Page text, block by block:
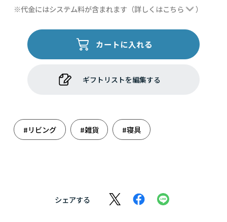
※代金にはシステム料が含まれます（詳しくはこちら ）
カートに入れる
ギフトリストを編集する
#リビング #雑貨 #寝具
シェアする